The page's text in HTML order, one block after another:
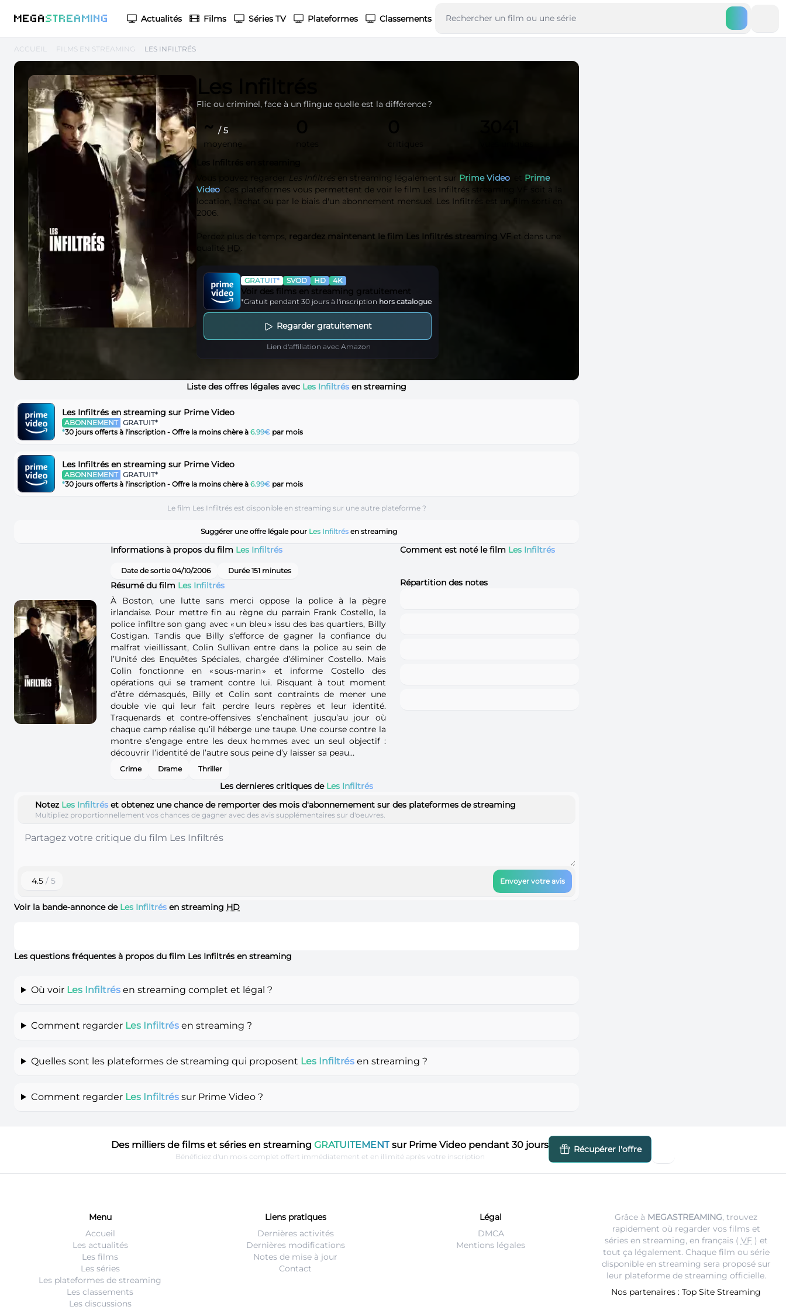
MEGASTREAMING Actualités Films Séries TV Plateformes Classements
ACCUEIL FILMS EN STREAMING LES INFILTRÉS
Les Infiltrés
Flic ou criminel, face à un flingue quelle est la différence ?
~ / 5
moyenne
Les Infiltrés en streaming
Vous pouvez regarder Les Infiltrésen streaming légalement sur Prime Video
Prime
Video. Ces plateformes vous permettent de voir le film Les Infiltrés streaming VF soit à la
location, l'achat ou par le biais d'un abonnement mensuel. Les Infiltrés est un film sorti en
2006.
Perdez plus de temps, regardez maintenant le film Les Infiltrés streaming VF et dans une
qualité HD.
GRATUIT* SVOD HD 4K
Voir des films en streaming gratuitement
*Gratuit pendant 30 jours à l'inscription hors catalogue
Regarder gratuitement
Lien d'affiliation avec Amazon
Liste des offres légales avec Les Infiltrés en streaming
Les Infiltrés en streaming sur Prime Video
ABONNEMENT GRATUIT*
*30 jours offerts à l'inscription - Offre la moins chère à 6.99€ par mois
Les Infiltrés en streaming sur Prime Video
ABONNEMENT GRATUIT*
*30 jours offerts à l'inscription - Offre la moins chère à 6.99€ par mois
Le film Les Infiltrés est disponible en streaming sur une autre plateforme ?
Suggérer une offre légale pour Les Infiltrés en streaming
Informations à propos du film Les Infiltrés
Date de sortie 04/10/2006 Durée 151 minutes
Résumé du film Les Infiltrés
À Boston, une lutte sans merci oppose la police à la pègre
irlandaise. Pour mettre fin au règne du parrain Frank Costello, la
police infiltre son gang avec « un bleu » issu des bas quartiers, Billy
Costigan. Tandis que Billy s’efforce de gagner la confiance du
malfrat vieillissant, Colin Sullivan entre dans la police au sein de
l’Unité des Enquêtes Spéciales, chargée d’éliminer Costello. Mais
Colin fonctionne en « sous‑marin » et informe Costello des
opérations qui se trament contre lui. Risquant à tout moment
d’être démasqués, Billy et Colin sont contraints de mener une
double vie qui leur fait perdre leurs repères et leur identité.
Traquenards et contre‑offensives s’enchaînent jusqu’au jour où
chaque camp réalise qu’il héberge une taupe. Une course contre la
montre s’engage entre les deux hommes avec un seul objectif :
découvrir l’identité de l’autre sous peine d’y laisser sa peau…
Crime Drame Thriller
Comment est noté le film Les Infiltrés
Répartition des notes
Les dernieres critiques de Les Infiltrés
Notez Les Infiltrés et obtenez une chance de remporter des mois d'abonnemement sur des plateformes de streaming
Multipliez proportionnellement vos chances de gagner avec des avis supplémentaires sur d'oeuvres.
4.5 / 5 Envoyer votre avis
Voir la bande-annonce de Les Infiltrés en streaming HD
Les questions fréquentes à propos du film Les Infiltrés en streaming
Où voir Les Infiltrésen streaming complet et légal ?
Comment regarder Les Infiltrésen streaming ?
Quelles sont les plateformes de streaming qui proposent Les Infiltrésen streaming ?
Comment regarder Les Infiltréssur Prime Video ?
Des milliers de films et séries en streamingGRATUITEMENT sur Prime Video pendant 30 jours
Bénéficiez d'un mois complet offert immédiatement et en illimité après votre inscription
Récupérer l'offre
Menu
Accueil
Les actualités
Les films
Les séries
Les plateformes de streaming
Les classements
Les discussions
Liens pratiques
Dernières activités
Dernières modifications
Notes de mise à jour
Contact
Légal
DMCA
Mentions légales
Grâce à MEGASTREAMING, trouvez
rapidement où regarder vos films et
séries en streaming, en français ( VF) et
tout ça légalement. Chaque film ou série
disponible en streaming sera proposé sur
leur plateforme de streaming officielle.
Nos partenaires : Top Site Streaming